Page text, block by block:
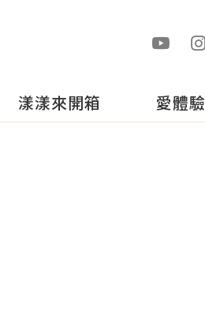
漾漾來開箱 愛體驗